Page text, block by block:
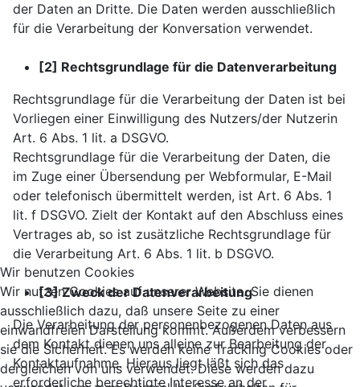
der Daten an Dritte. Die Daten werden ausschließlich
für die Verarbeitung der Konversation verwendet.
[2] Rechtsgrundlage für die Datenverarbeitung
Rechtsgrundlage für die Verarbeitung der Daten ist bei
Vorliegen einer Einwilligung des Nutzers/der Nutzerin
Art. 6 Abs. 1 lit. a DSGVO.
Rechtsgrundlage für die Verarbeitung der Daten, die
im Zuge einer Übersendung per Webformular, E-Mail
oder telefonisch übermittelt werden, ist Art. 6 Abs. 1
lit. f DSGVO. Zielt der Kontakt auf den Abschluss eines
Vertrages ab, so ist zusätzliche Rechtsgrundlage für
die Verarbeitung Art. 6 Abs. 1 lit. b DSGVO.
[3] Zweck der Datenverarbeitung
Die Verarbeitung der personenbezogenen Daten aus
dem Kontakt dienen uns alleine zur Bearbeitung der
Kontaktaufnahme. Hieraus liegt läßt sich das
erforderliche berechtigte Interesse an der
Wir benutzen Cookies
Wir nutzen Cookies auf unserer Website. Sie dienen
ausschließlich dazu, daß unsere Seite zu einer
einwandfreien Darstellung kommt. Außerdem verbessern
sie die Sicherheit. Es werden keine Tracking Cookies oder
dergleichen von uns verwendet. Diese werden dazu